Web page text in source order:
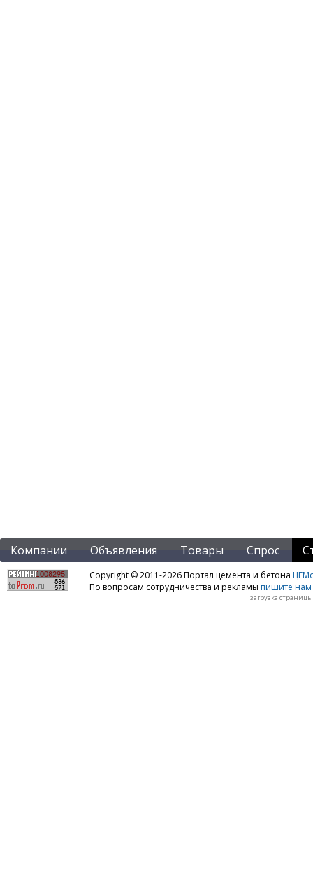
Компании Объявления Товары Спрос
Copyright © 2011-2026 Портал цемента и бетона
По вопросам сотрудничества и рекламы пишите нам
загрузка